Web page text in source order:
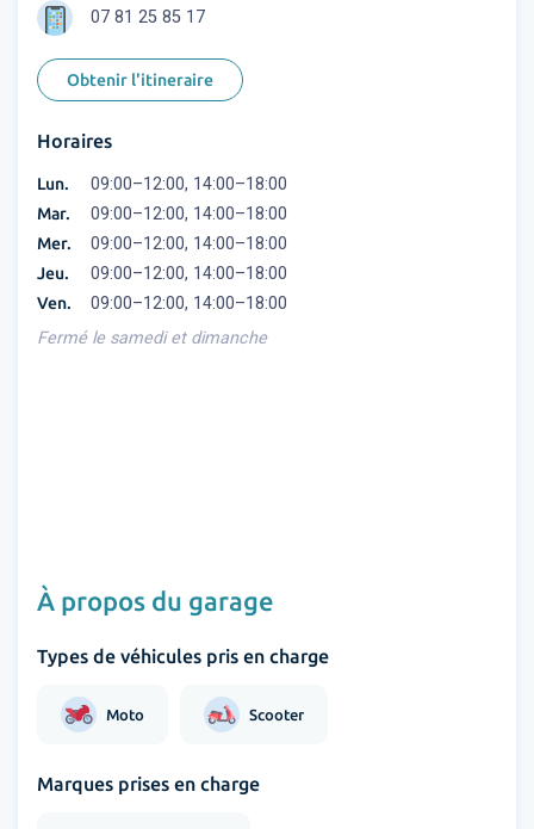
07 81 25 85 17
Obtenir l'itineraire
Horaires
Lun. 09:00–12:00, 14:00–18:00
Mar. 09:00–12:00, 14:00–18:00
Mer. 09:00–12:00, 14:00–18:00
Jeu. 09:00–12:00, 14:00–18:00
Ven.
09:00–12:00, 14:00–18:00
Fermé le samedi et dimanche
À propos du garage
Types de véhicules pris en charge
Moto Scooter
Marques prises en charge